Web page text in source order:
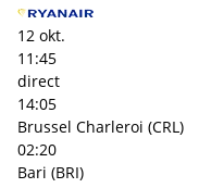
12 okt.
11:45
direct
14:05
Brussel Charleroi (CRL)
02:20
Bari (BRI)